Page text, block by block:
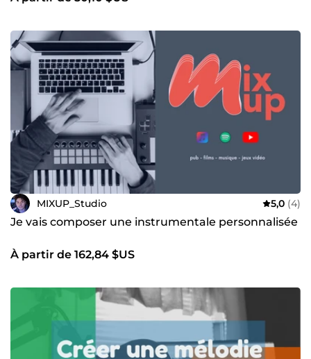
MIXUP_Studio 5,0 (4)
Je vais composer une instrumentale personnalisée
À partir de 162,84 $US